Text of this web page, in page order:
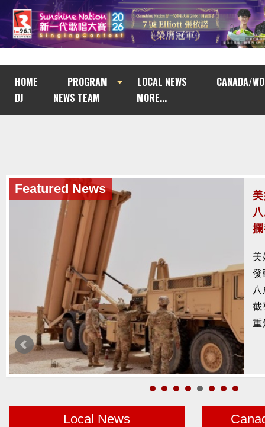
HOME PROGRAM LOCAL NEWS
CANADA/
DJ
NEWS TEAM MORE...
Featured News
亡
示
空
亡
Local News